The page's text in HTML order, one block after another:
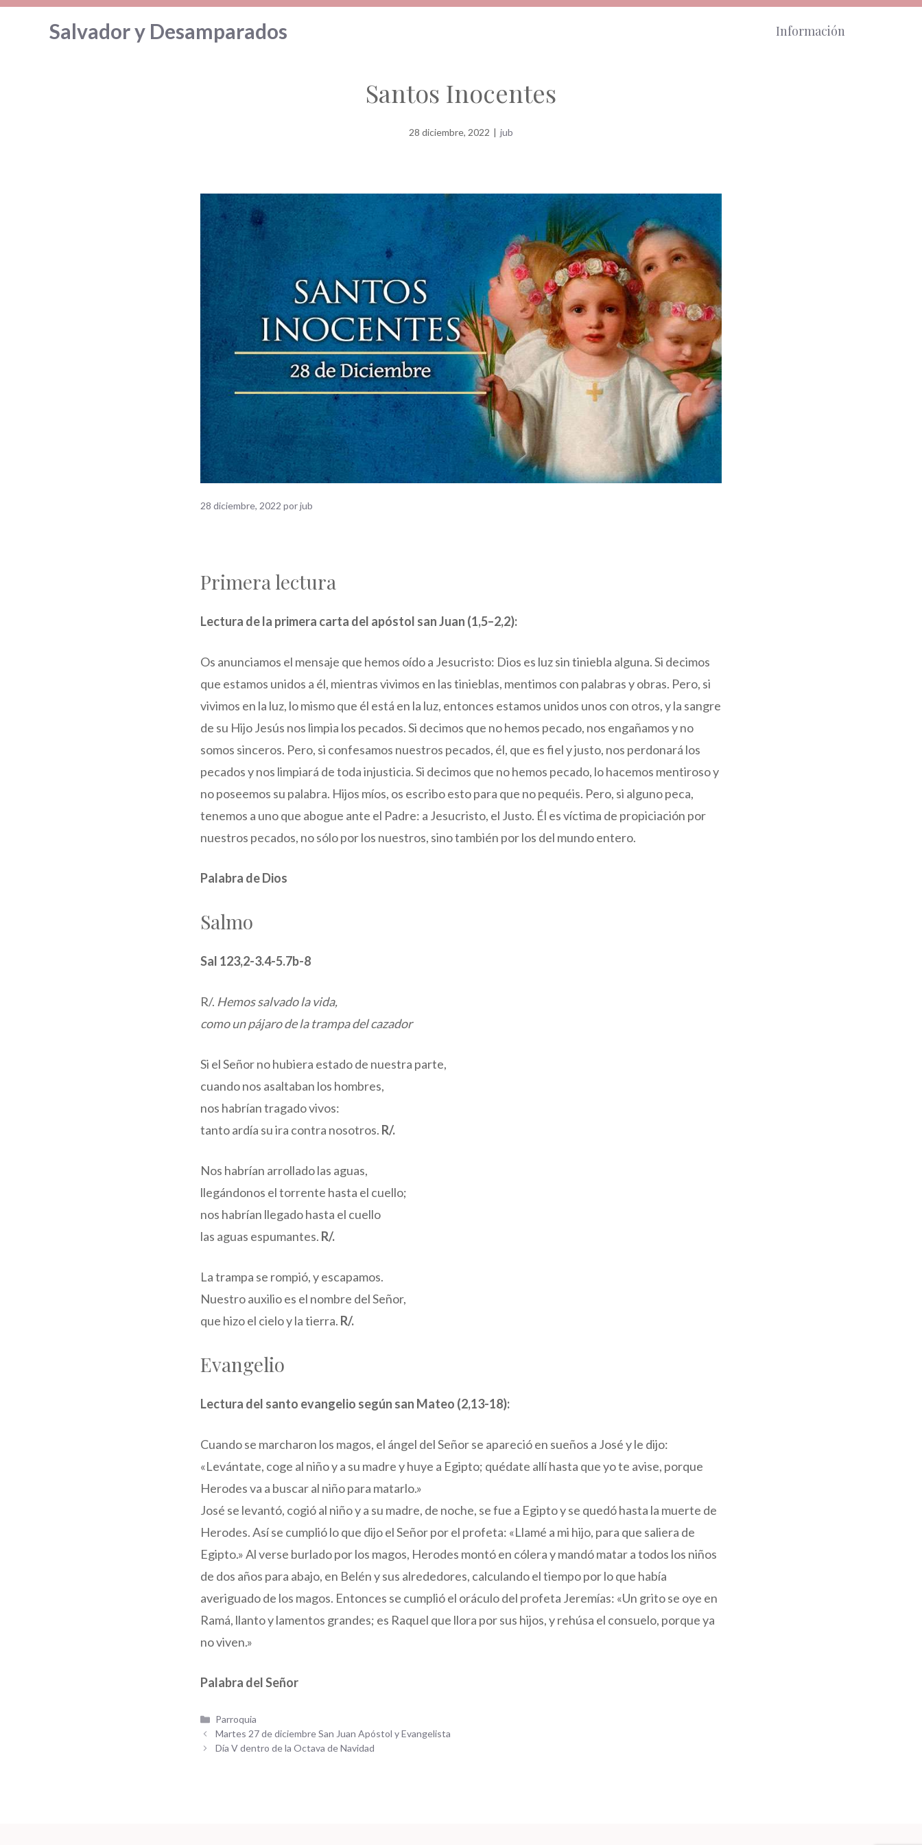
Saltar
Salvador y Desamparados Información
Santos Inocentes
28 diciembre, 2022 | jub
28 diciembre, 2022 porjub
Primera lectura
Lectura de la primera carta del apóstol san Juan (1,5–2,2):
Os anunciamos el mensaje que hemos oído a Jesucristo: Dios es luz sin tiniebla alguna. Si decimos
que estamos unidos a él, mientras vivimos en las tinieblas, mentimos con palabras y obras. Pero, si
vivimos en la luz, lo mismo que él está en la luz, entonces estamos unidos unos con otros, y la sangre
de su Hijo Jesús nos limpia los pecados. Si decimos que no hemos pecado, nos engañamos y no
somos sinceros. Pero, si confesamos nuestros pecados, él, que es fiel y justo, nos perdonará los
pecados y nos limpiará de toda injusticia. Si decimos que no hemos pecado, lo hacemos mentiroso y
no poseemos su palabra. Hijos míos, os escribo esto para que no pequéis. Pero, si alguno peca,
tenemos a uno que abogue ante el Padre: a Jesucristo, el Justo. Él es víctima de propiciación por
nuestros pecados, no sólo por los nuestros, sino también por los del mundo entero.
Palabra de Dios
Salmo
Sal 123,2-3.4-5.7b-8
R/. Hemos salvado la vida,
como un pájaro de la trampa del cazador
Si el Señor no hubiera estado de nuestra parte,
cuando nos asaltaban los hombres,
nos habrían tragado vivos:
tanto ardía su ira contra nosotros. R/.
Nos habrían arrollado las aguas,
llegándonos el torrente hasta el cuello;
nos habrían llegado hasta el cuello
las aguas espumantes. R/.
La trampa se rompió, y escapamos.
Nuestro auxilio es el nombre del Señor,
que hizo el cielo y la tierra. R/.
Evangelio
Lectura del santo evangelio según san Mateo (2,13-18):
Cuando se marcharon los magos, el ángel del Señor se apareció en sueños a José y le dijo:
«Levántate, coge al niño y a su madre y huye a Egipto; quédate allí hasta que yo te avise, porque
Herodes va a buscar al niño para matarlo.»
José se levantó, cogió al niño y a su madre, de noche, se fue a Egipto y se quedó hasta la muerte de
Herodes. Así se cumplió lo que dijo el Señor por el profeta: «Llamé a mi hijo, para que saliera de
Egipto.» Al verse burlado por los magos, Herodes montó en cólera y mandó matar a todos los niños
de dos años para abajo, en Belén y sus alrededores, calculando el tiempo por lo que había
averiguado de los magos. Entonces se cumplió el oráculo del profeta Jeremías: «Un grito se oye en
Ramá, llanto y lamentos grandes; es Raquel que llora por sus hijos, y rehúsa el consuelo, porque ya
no viven.»
Palabra del Señor
Categorías
Parroquia
Martes 27 de diciembre San Juan Apóstol y Evangelista
Día V dentro de la Octava de Navidad